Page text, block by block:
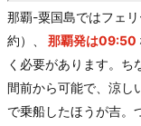
那覇-粟国島ではフェ
約）、
那覇発は09:50
く必要があります。ち
間前から可能で、涼し
で乗船したほうが吉。